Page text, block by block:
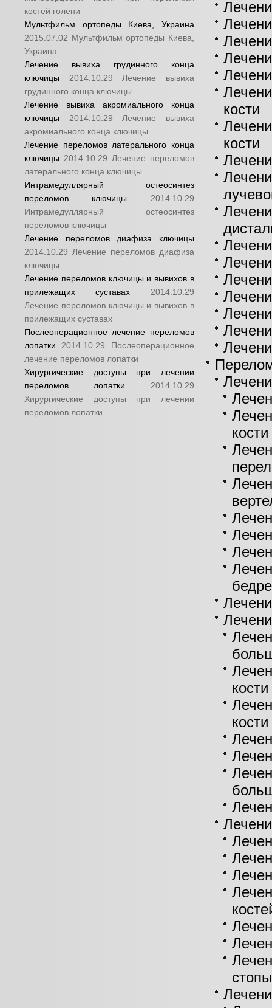
костей голени
Мультфильм ортопеды Киева, Украина
2015.07.02 Мультфильм ортопеды Киева,
Украина
Лечение вывиха грудинного конца
ключицы
2014.10.29
Лечение вывиха
грудинного конца ключицы
Лечение вывиха акромиального конца
ключицы
2014.10.29
Лечение вывиха
акромиального конца ключицы
Лечение переломов латерального конца
ключицы 2014.10.29 Лечение переломов
латерального конца ключицы
Интрамедуллярный остеосинтез
переломов ключицы
2014.10.29
Интрамедуллярный остеосинтез
переломов ключицы
Лечение переломов диафиза ключицы
2014.10.29 Лечение переломов диафиза
ключицы
Лечение переломов ключицы и вывихов в
прилежащих суставах
2014.10.29
Лечение переломов ключицы и вывихов в
прилежащих суставах
Послеоперационное лечение переломов
лопатки
2014.10.29
Послеоперационное
лечение переломов лопатки
Хирургические доступы при лечении
переломов лопатки
2014.10.29
Хирургические доступы при лечении
переломов лопатки
кости
кости
кости
кости
кости
стопы